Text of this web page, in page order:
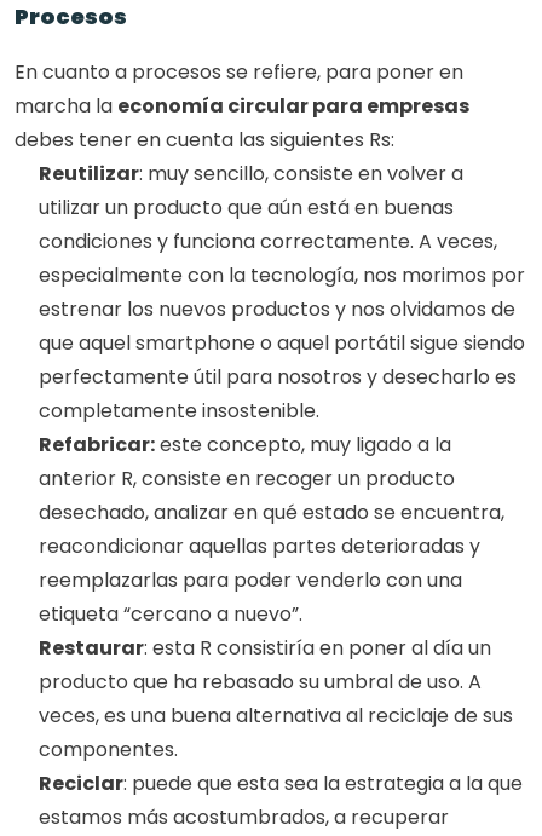
Procesos
En cuanto a procesos se refiere, para poner en
marcha la economía circular para empresas
debes tener en cuenta las siguientes Rs:
Reutilizar: muy sencillo, consiste en volver a
utilizar un producto que aún está en buenas
condiciones y funciona correctamente. A veces,
especialmente con la tecnología, nos morimos por
estrenar los nuevos productos y nos olvidamos de
que aquel smartphone o aquel portátil sigue siendo
perfectamente útil para nosotros y desecharlo es
completamente insostenible.
Refabricar: este concepto, muy ligado a la
anterior R, consiste en recoger un producto
desechado, analizar en qué estado se encuentra,
reacondicionar aquellas partes deterioradas y
reemplazarlas para poder venderlo con una
etiqueta “cercano a nuevo”.
Restaurar: esta R consistiría en poner al día un
producto que ha rebasado su umbral de uso. A
veces, es una buena alternativa al reciclaje de sus
componentes.
Reciclar: puede que esta sea la estrategia a la que
estamos más acostumbrados, a recuperar